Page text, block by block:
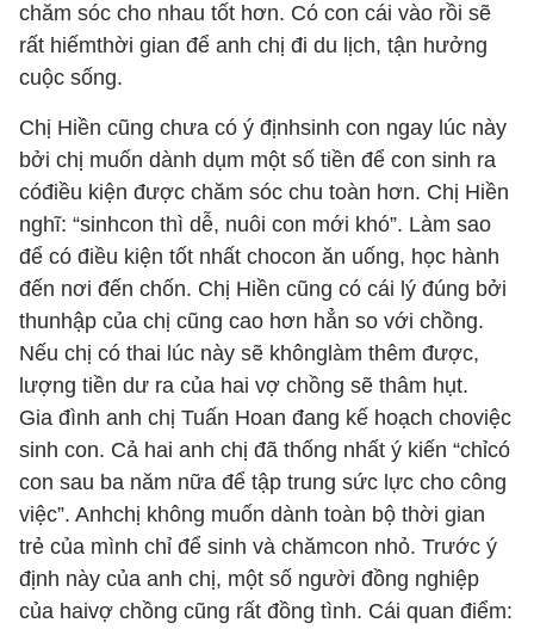
chăm sóc cho nhau tốt hơn. Có con cái vào rồi sẽ
rất hiếmthời gian để anh chị đi du lịch, tận hưởng
cuộc sống.
Chị Hiền cũng chưa có ý địnhsinh con ngay lúc này
bởi chị muốn dành dụm một số tiền để con sinh ra
cóđiều kiện được chăm sóc chu toàn hơn. Chị Hiền
nghĩ: “sinhcon thì dễ, nuôi con mới khó”. Làm sao
để có điều kiện tốt nhất chocon ăn uống, học hành
đến nơi đến chốn. Chị Hiền cũng có cái lý đúng bởi
thunhập của chị cũng cao hơn hẳn so với chồng.
Nếu chị có thai lúc này sẽ khônglàm thêm được,
lượng tiền dư ra của hai vợ chồng sẽ thâm hụt.
Gia đình anh chị Tuấn Hoan đang kế hoạch choviệc
sinh con. Cả hai anh chị đã thống nhất ý kiến “chỉcó
con sau ba năm nữa để tập trung sức lực cho công
việc”. Anhchị không muốn dành toàn bộ thời gian
trẻ của mình chỉ để sinh và chămcon nhỏ. Trước ý
định này của anh chị, một số người đồng nghiệp
của haivợ chồng cũng rất đồng tình. Cái quan điểm: